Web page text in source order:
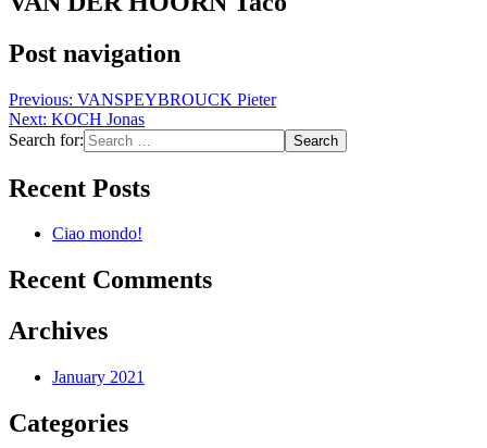
Post navigation
Previous: VANSPEYBROUCK Pieter
Next: KOCH Jonas
Search for:
Recent Posts
Ciao mondo!
Recent Comments
Archives
January 2021
Categories